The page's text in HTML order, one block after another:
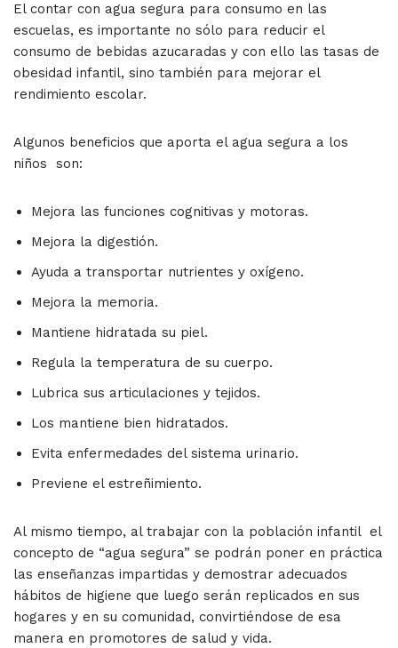
El contar con agua segura para consumo en las
escuelas, es importante no sólo para reducir el
consumo de bebidas azucaradas y con ello las tasas de
obesidad infantil, sino también para mejorar el
rendimiento escolar.
Algunos beneficios que aporta el agua segura a los
niños son:
Mejora las funciones cognitivas y motoras.
Mejora la digestión.
Ayuda a transportar nutrientes y oxígeno.
Mejora la memoria.
Mantiene hidratada su piel.
Regula la temperatura de su cuerpo.
Lubrica sus articulaciones y tejidos.
Los mantiene bien hidratados.
Evita enfermedades del sistema urinario.
Previene el estreñimiento.
Al mismo tiempo, al trabajar con la población infantil el
concepto de “agua segura” se podrán poner en práctica
las enseñanzas impartidas y demostrar adecuados
hábitos de higiene que luego serán replicados en sus
hogares y en su comunidad, convirtiéndose de esa
manera en promotores de salud y vida.